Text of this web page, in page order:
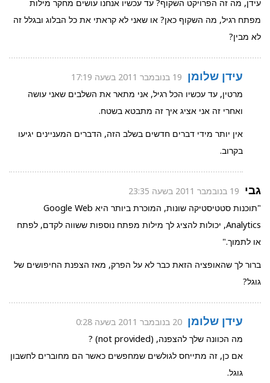
עידן, מה זה הפרויקט השקוף? עד עכשיו אנחנו עושים מחקר מילות
מפתח רגיל, מה השקוף כאן? או שאני לא קראתי את כל הבלוג ובגלל זה
לא מבין?
עידן שלומן 19 בנובמבר 2011 בשעה 17:19
מרטין, עד עכשיו הכל רגיל, אני מתאר את השלבים שאני עושה
ואחרי זה אני אציג איך זה מתבטא בשטח.
אין יותר מידי דברים חדשים בשלב הזה, הדברים המעניינים יגיעו
בקרוב.
גבי 19 בנובמבר 2011 בשעה 23:35
"תוכנות סטטיסטיקה שונות, המוכרת ביותר היא Google Web
Analytics, יכולות להציג לך מילות מפתח נוספות ששווה לקדם, לפתח
או לתמוך."
ברור לך שהאופציה הזאת כבר לא על הפרק, מאז הצפנת החיפושים של
גוגל?
עידן שלומן 20 בנובמבר 2011 בשעה 0:28
מה הכוונה שלך להצפנה, (not provided) ?
אם כן, זה מתייחס לגולשים שמחפשים כאשר הם מחוברים לחשבון
גוגל.